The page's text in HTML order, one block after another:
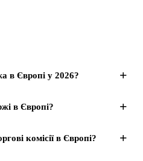
в Європі у 2026? +
в Європі? +
комісії в Європі? +